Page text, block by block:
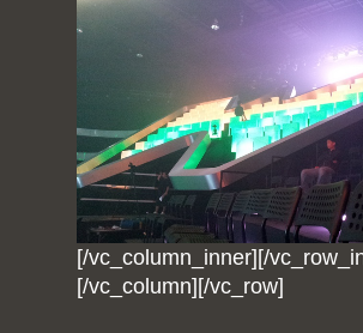
[/vc_column_inner][/
[/vc_column][/vc_row]